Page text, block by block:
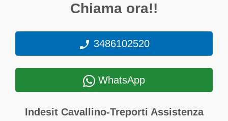
Chiama ora!!
3486102520
WhatsApp
Indesit Cavallino-Treporti Assistenza